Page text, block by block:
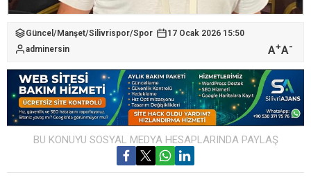
Güncel /Manşet/Silivrispor/Spor
17 Ocak 2026 15:50
adminersin
A+A-
BU KONUYU SOSYAL MEDYA HESAPLARINDA PAYLAŞ